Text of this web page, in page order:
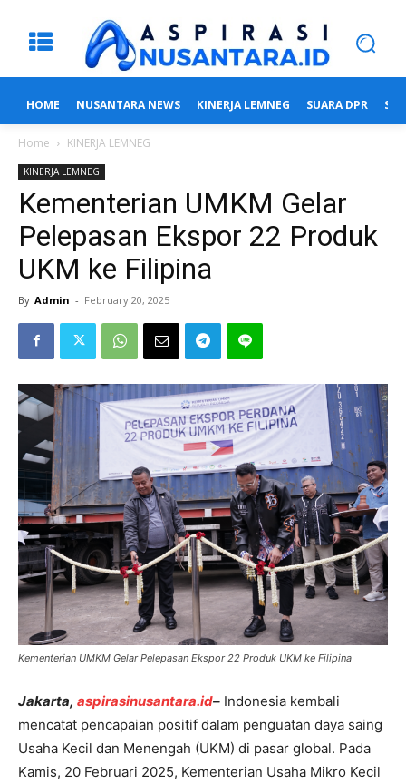
HOME NUSANTARA NEWS KINERJA LEMNEG SUARA DPR
Home KINERJA LEMNEG
KINERJA LEMNEG
Kementerian UMKM Gelar
Pelepasan Ekspor 22 Produk
UKM ke Filipina
By Admin - February 20, 2025
Kementerian UMKM Gelar Pelepasan Ekspor 22 Produk UKM ke Filipina
Jakarta, aspirasinusantara.id– Indonesia kembali
mencatat pencapaian positif dalam penguatan daya saing
Usaha Kecil dan Menengah (UKM) di pasar global. Pada
Kamis, 20 Februari 2025, Kementerian Usaha Mikro Kecil